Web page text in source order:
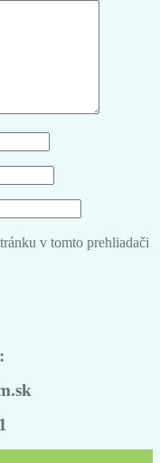
v tomto prehliadači